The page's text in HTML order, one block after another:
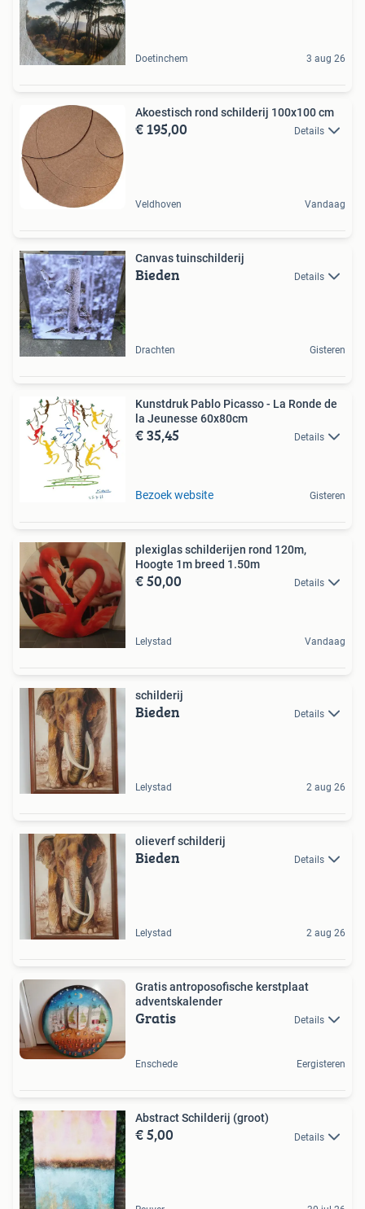
Doetinchem 3 aug 26
Akoestisch rond schilderij 100x100 cm
€ 195,00 Details
Veldhoven Vandaag
Canvas tuinschilderij
Bieden Details
Drachten Gisteren
Kunstdruk Pablo Picasso - La Ronde de
la Jeunesse 60x80cm
€ 35,45 Details
Bezoek website Gisteren
plexiglas schilderijen rond 120m,
Hoogte 1m breed 1.50m
€ 50,00 Details
Lelystad Vandaag
schilderij
Bieden Details
Lelystad 2 aug 26
olieverf schilderij
Bieden Details
Lelystad 2 aug 26
Gratis antroposofische kerstplaat
adventskalender
Gratis Details
Enschede Eergisteren
Abstract Schilderij (groot)
€ 5,00 Details